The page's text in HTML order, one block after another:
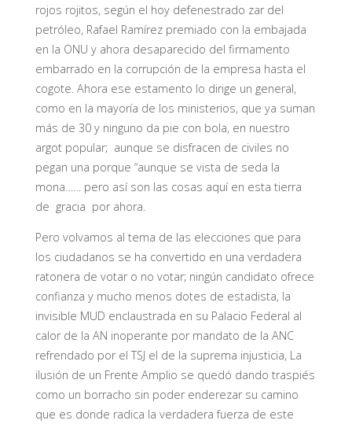
rojos rojitos, según el hoy defenestrado zar del
petróleo, Rafael Ramírez premiado con la embajada
en la ONU y ahora desaparecido del firmamento
embarrado en la corrupción de la empresa hasta el
cogote. Ahora ese estamento lo dirige un general,
como en la mayoría de los ministerios, que ya suman
más de 30 y ninguno da pie con bola, en nuestro
argot popular; aunque se disfracen de civiles no
pegan una porque “aunque se vista de seda la
mona…… pero así son las cosas aquí en esta tierra
de gracia por ahora.
Pero volvamos al tema de las elecciones que para
los ciudadanos se ha convertido en una verdadera
ratonera de votar o no votar; ningún candidato ofrece
confianza y mucho menos dotes de estadista, la
invisible MUD enclaustrada en su Palacio Federal al
calor de la AN inoperante por mandato de la ANC
refrendado por el TSJ el de la suprema injusticia, La
ilusión de un Frente Amplio se quedó dando traspiés
como un borracho sin poder enderezar su camino
que es donde radica la verdadera fuerza de este